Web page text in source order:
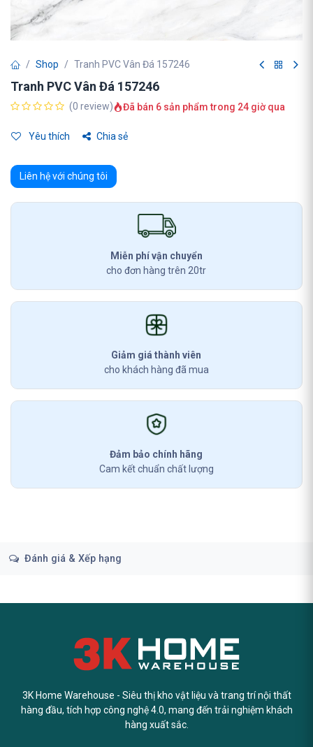
Shop Tranh PVC Vân Đá 157246
Tranh PVC Vân Đá 157246
(0 review) Đã bán 6 sản phẩm trong 24 giờ qua
Yêu thích Chia sẻ
Liên hệ với chúng tôi
Miễn phí vận chuyển
cho đơn hàng trên 20tr
Giảm giá thành viên
cho khách hàng đã mua
Đảm bảo chính hãng
Cam kết chuẩn chất lượng
Đánh giá & Xếp hạng
3K Home Warehouse - Siêu thị kho vật liệu và trang trí nội thất
hàng đầu, tích hợp công nghệ 4.0, mang đến trải nghiệm khách
hàng xuất sắc.